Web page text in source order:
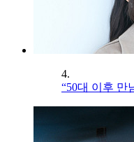
4.
“50대 이후 만